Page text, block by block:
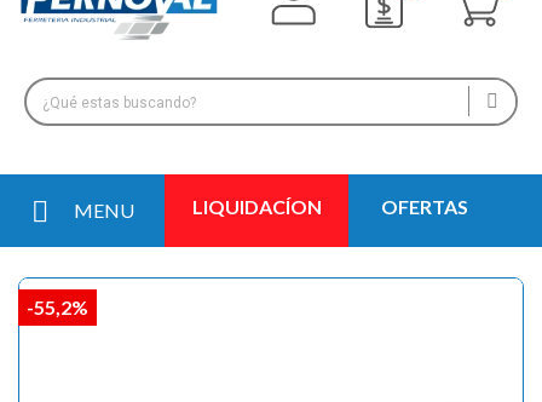
MENU LIQUIDACÍON OFERTAS
-55,2%